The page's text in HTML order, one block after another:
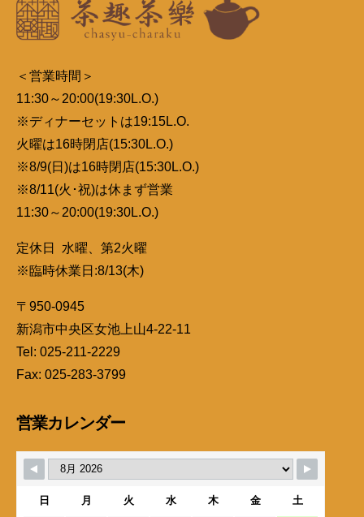
＜営業時間＞
11:30～20:00(19:30L.O.)
※ディナーセットは19:15L.O.
火曜は16時閉店(15:30L.O.)
※8/9(日)は16時閉店(15:30L.O.)
※8/11(火･祝)は休まず営業
11:30～20:00(19:30L.O.)
定休日 水曜、第2火曜
※臨時休業日:8/13(木)
〒950-0945
新潟市中央区女池上山4-22-11
Tel: 025-211-2229
Fax: 025-283-3799
営業カレンダー
日 月 火 水 木 金 土